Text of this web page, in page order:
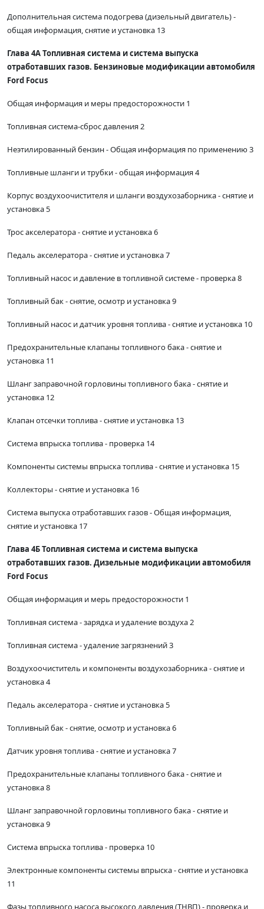
Дополнительная система подогрева (дизельный двигатель) -
общая информация, снятие и установка 13
Глава 4А Топливная система и система выпуска
отработавших газов. Бензиновые модификации автомобиля
Ford Focus
Общая информация и меры предосторожности 1
Топливная система-сброс давления 2
Неэтилированный бензин - Общая информация по применению 3
Топливные шланги и трубки - общая информация 4
Корпус воздухоочистителя и шланги воздухозаборника - снятие и
установка 5
Трос акселератора - снятие и установка 6
Педаль акселератора - снятие и установка 7
Топливный насос и давление в топливной системе - проверка 8
Топливный бак - снятие, осмотр и установка 9
Топливный насос и датчик уровня топлива - снятие и установка 10
Предохранительные клапаны топливного бака - снятие и
установка 11
Шланг заправочной горловины топливного бака - снятие и
установка 12
Клапан отсечки топлива - снятие и установка 13
Система впрыска топлива - проверка 14
Компоненты системы впрыска топлива - снятие и установка 15
Коллекторы - снятие и установка 16
Система выпуска отработавших газов - Общая информация,
снятие и установка 17
Глава 4Б Топливная система и система выпуска
отработавших газов. Дизельные модификации автомобиля
Ford Focus
Общая информация и мерь предосторожности 1
Топливная система - зарядка и удаление воздуха 2
Топливная система - удаление загрязнений 3
Воздухоочиститель и компоненты воздухозаборника - снятие и
установка 4
Педаль акселератора - снятие и установка 5
Топливный бак - снятие, осмотр и установка 6
Датчик уровня топлива - снятие и установка 7
Предохранительные клапаны топливного бака - снятие и
установка 8
Шланг заправочной горловины топливного бака - снятие и
установка 9
Система впрыска топлива - проверка 10
Электронные компоненты системы впрыска - снятие и установка
11
Фазы топливного насоса высокого давления (ТНВП) - проверка и